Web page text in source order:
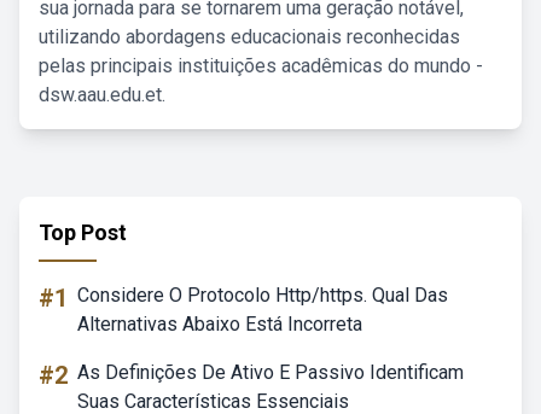
sua jornada para se tornarem uma geração notável,
utilizando abordagens educacionais reconhecidas
pelas principais instituições acadêmicas do mundo -
dsw.aau.edu.et.
Top Post
#1 Considere O Protocolo Http/https. Qual Das
Alternativas Abaixo Está Incorreta
#2 As Definições De Ativo E Passivo Identificam
Suas Características Essenciais